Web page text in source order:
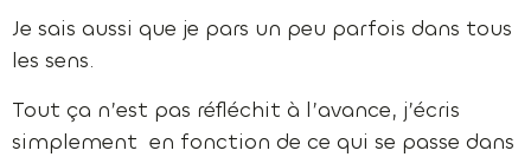
Je sais aussi que je pars un peu parfois dans tous
les sens.
Tout ça n’est pas réfléchit à l’avance, j’écris
simplement en fonction de ce qui se passe dans